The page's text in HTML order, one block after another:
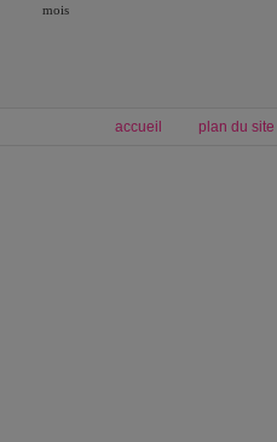
mois
accueil plan du site